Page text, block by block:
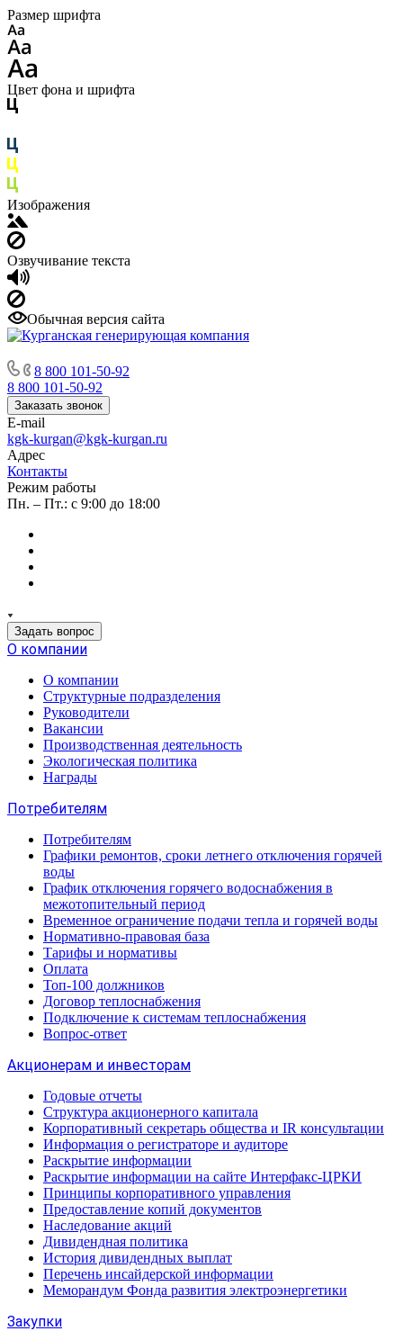
Размер шрифта
Цвет фона и шрифта
Изображения
Озвучивание текста
Обычная версия сайта
8 800 101-50-92
8 800 101-50-92
Заказать звонок
E-mail
kgk-kurgan@kgk-kurgan.ru
Адрес
Контакты
Режим работы
Пн. – Пт.: с 9:00 до 18:00
Задать вопрос
О компании
О компании
Структурные подразделения
Руководители
Вакансии
Производственная деятельность
Экологическая политика
Награды
Потребителям
Потребителям
Графики ремонтов, сроки летнего отключения горячей
воды
График отключения горячего водоснабжения в
межотопительный период
Временное ограничение подачи тепла и горячей воды
Нормативно-правовая база
Тарифы и нормативы
Оплата
Топ-100 должников
Договор теплоснабжения
Подключение к системам теплоснабжения
Вопрос-ответ
Акционерам и инвесторам
Годовые отчеты
Структура акционерного капитала
Корпоративный секретарь общества и IR консультации
Информация о регистраторе и аудиторе
Раскрытие информации
Раскрытие информации на сайте Интерфакс-ЦРКИ
Принципы корпоративного управления
Предоставление копий документов
Наследование акций
Дивидендная политика
История дивидендных выплат
Перечень инсайдерской информации
Меморандум Фонда развития электроэнергетики
Закупки